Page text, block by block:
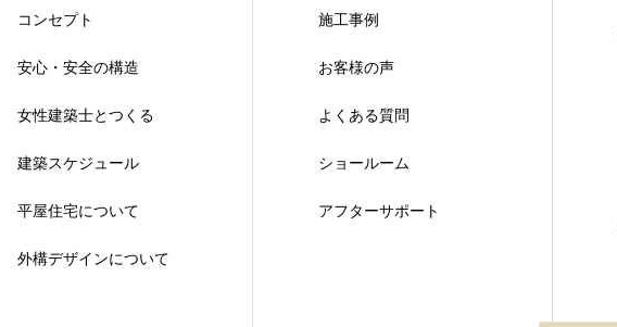
コンセプト
安心・安全の構造
女性建築士とつくる
建築スケジュール
平屋住宅について
外構デザインについて
施工事例
お客様の声
よくある質問
ショールーム
アフターサポート